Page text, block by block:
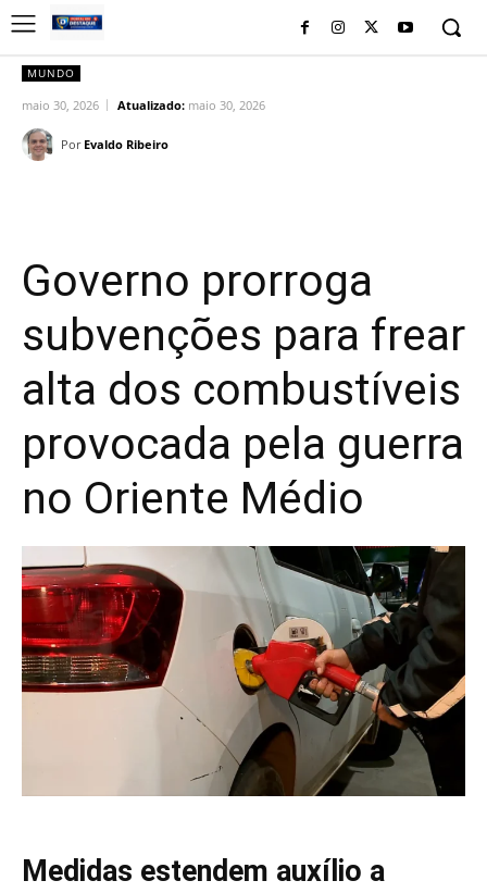
MUNDO
maio 30, 2026 Atualizado: maio 30, 2026
Por Evaldo Ribeiro
Governo prorroga
subvenções para frear
alta dos combustíveis
provocada pela guerra
no Oriente Médio
Medidas estendem auxílio a